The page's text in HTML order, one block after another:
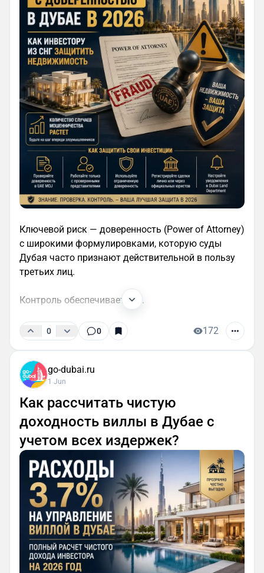
Ключевой риск — доверенность (Power of Attorney)
с широкими формулировками, которую суды
Дубая часто признают действительной в пользу
третьих лиц.
Контроль обеспечивает не...
0 0 172
go-dubai.ru
1 Jun
Как рассчитать чистую
доходность виллы в Дубае с
учетом всех издержек?